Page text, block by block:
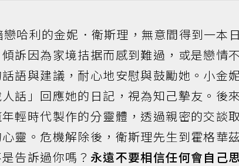
戀哈利的金妮．衛斯理，無意間得到一本
訴因為家境拮据而感到難過，或是戀情
語與建議，耐心地安慰與鼓勵她。小金
話」回應她的日記，視為知己摯友。後
輕時代製作的分靈體，透過親密的交談
靈。危機解除後，衛斯理先生到霍格華
告訴過你嗎？ 永遠不要相信任何會自己